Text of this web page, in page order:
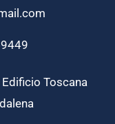
Toscana